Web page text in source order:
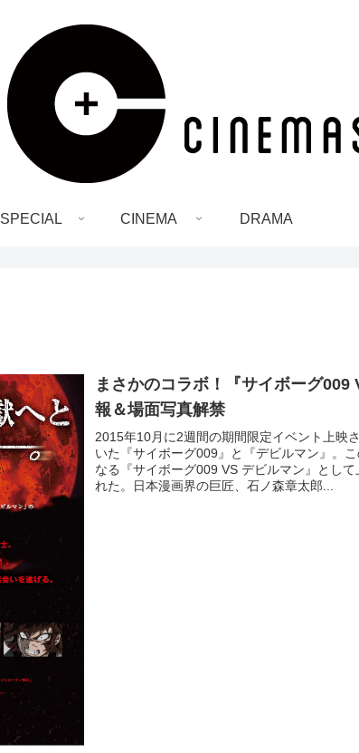
SPECIAL CINEMA DRAMA
まさかのコラボ！『サイボーグ009
報＆場面写真解禁
2015年10月に2週間の期間限定イベント上映
いた『サイボーグ009』と『デビルマン』。
なる『サイボーグ009 VS デビルマン』とし
れた。日本漫画界の巨匠、石ノ森章太郎...